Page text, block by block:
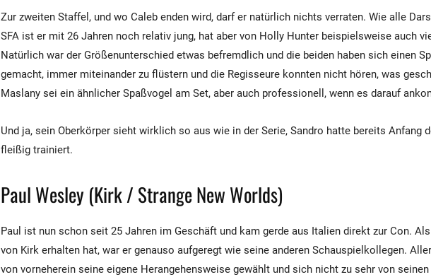
Zur zweiten Staffel, und wo Caleb enden wird, darf er natürlich nichts verraten. Wie alle
SFA ist er mit 26 Jahren noch relativ jung, hat aber von Holly Hunter beispielsweise auch
Natürlich war der Größenunterschied etwas befremdlich und die beiden haben sich einen
gemacht, immer miteinander zu flüstern und die Regisseure konnten nicht hören, was
Maslany sei ein ähnlicher Spaßvogel am Set, aber auch professionell, wenn es darauf
Und ja, sein Oberkörper sieht wirklich so aus wie in der Serie, Sandro hatte bereits Anfang
fleißig trainiert.
Paul Wesley (Kirk / Strange New Worlds)
Paul ist nun schon seit 25 Jahren im Geschäft und kam gerde aus Italien direkt zur Con.
von Kirk erhalten hat, war er genauso aufgeregt wie seine anderen Schauspielkollegen.
von vorneherein seine eigene Herangehensweise gewählt und sich nicht zu sehr von